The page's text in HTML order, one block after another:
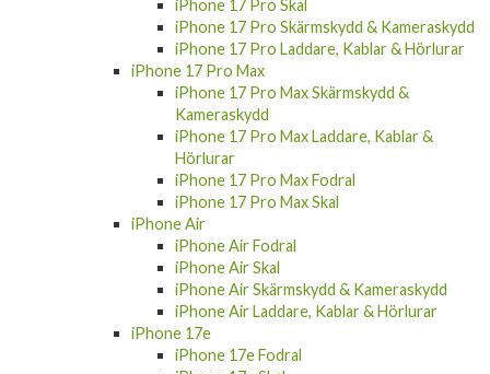
iPhone 17 Pro Skärmskydd & Kameraskydd
iPhone 17 Pro Laddare, Kablar & Hörlurar
iPhone 17 Pro Max
iPhone 17 Pro Max Skärmskydd &
Kameraskydd
iPhone 17 Pro Max Laddare, Kablar &
Hörlurar
iPhone 17 Pro Max Fodral
iPhone 17 Pro Max Skal
iPhone Air
iPhone Air Fodral
iPhone Air Skal
iPhone Air Skärmskydd & Kameraskydd
iPhone Air Laddare, Kablar & Hörlurar
iPhone 17e
iPhone 17e Fodral
iPhone 17e Skal